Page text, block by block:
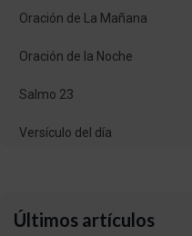
Oración de La Mañana
Oración de la Noche
Salmo 23
Versículo del día
Últimos artículos